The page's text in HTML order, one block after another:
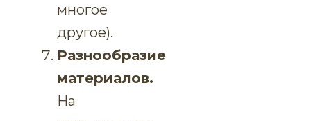
многое
другое).
Разнообразие
материалов.
На